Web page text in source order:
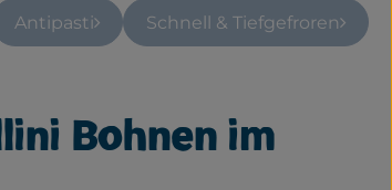
Antipasti Schnell & Tiefgefroren
Bohnen im